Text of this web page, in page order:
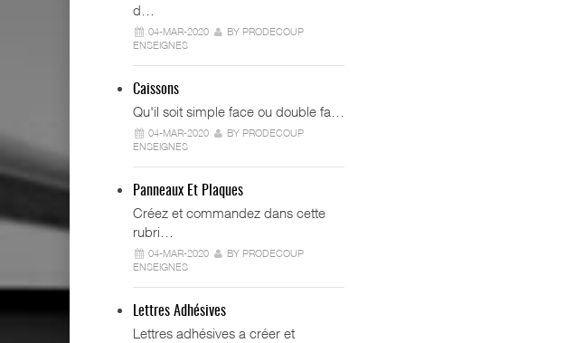
d…
04-MAR-2020
BY PRODECOUP
ENSEIGNES
Caissons
Qu'il soit simple face ou double fa…
04-MAR-2020
BY PRODECOUP
ENSEIGNES
Panneaux Et Plaques
Créez et commandez dans cette
rubri…
04-MAR-2020
BY PRODECOUP
ENSEIGNES
Lettres Adhésives
Lettres adhésives a créer et